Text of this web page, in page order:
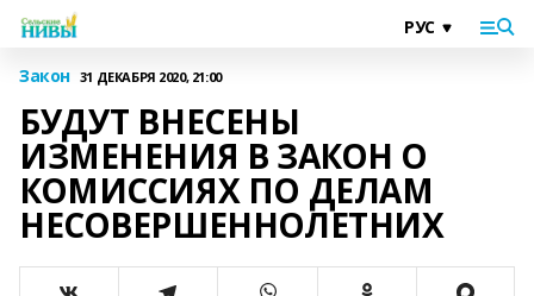
Закон 31 ДЕКАБРЯ 2020, 21:00
БУДУТ ВНЕСЕНЫ
ИЗМЕНЕНИЯ В ЗАКОН О
КОМИССИЯХ ПО ДЕЛАМ
НЕСОВЕРШЕННОЛЕТНИХ